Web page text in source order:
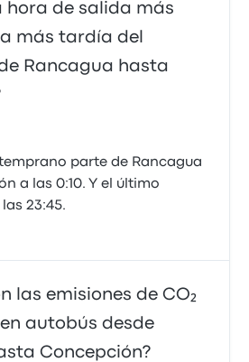
hora de salida más
más tardía del
Rancagua hasta
parte de Rancagua
a las 0:10. Y el último
23:45.
las emisiones de CO₂
autobús desde
Concepción?